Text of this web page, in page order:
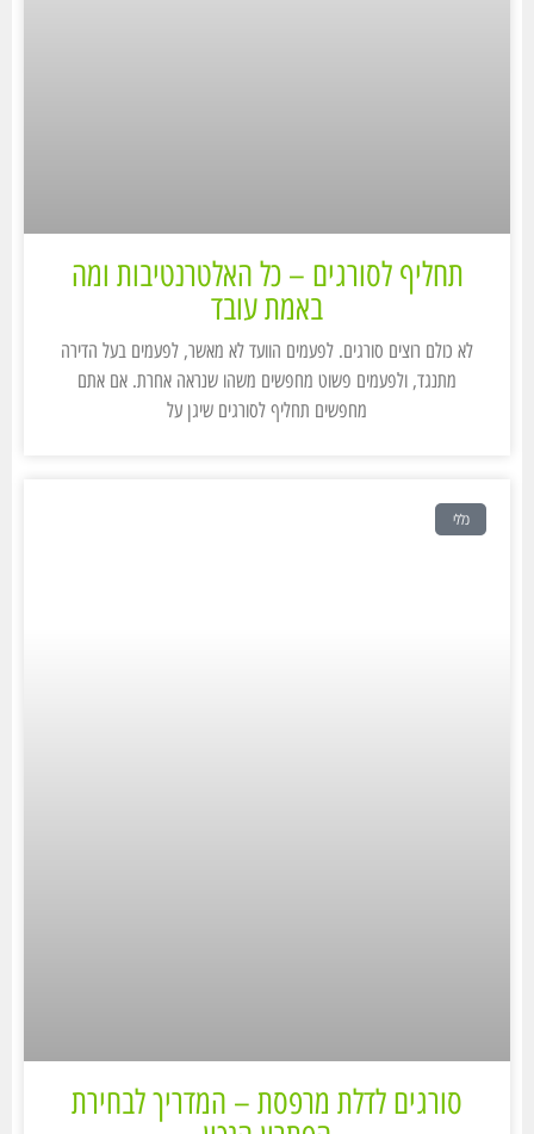
תחליף לסורגים – כל האלטרנטיבות ומה
באמת עובד
לא כולם רוצים סורגים. לפעמים הוועד לא מאשר, לפעמים בעל הדירה
מתנגד, ולפעמים פשוט מחפשים משהו שנראה אחרת. אם אתם
מחפשים תחליף לסורגים שיגן על
כללי
סורגים לדלת מרפסת – המדריך לבחירת